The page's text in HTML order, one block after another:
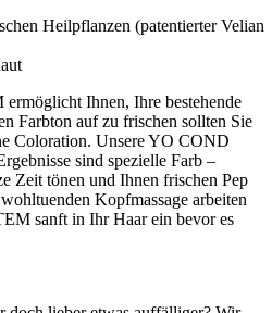
Heilpflanzen (patentierter Velian
Ihnen, Ihre bestehende
Farbton auf zu frischen sollten Sie
Coloration. Unsere YO COND
sind spezielle Farb –
Zeit tönen und Ihnen frischen Pep
Kopfmassage arbeiten
sanft in Ihr Haar ein bevor es